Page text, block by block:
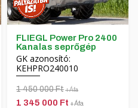
FLIEGL Power Pro 2400
Kanalas seprőgép
GK azonosító:
KEHPRO240010
1 450 000 Ft+Áfa
1 345 000 Ft +Áfa